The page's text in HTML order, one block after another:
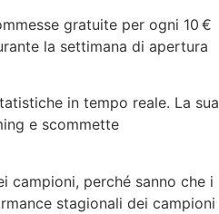
gratuite per ogni 10 €
la settimana di apertura
in tempo reale. La sua
e scommette
campioni, perché sanno che i
stagionali dei campioni